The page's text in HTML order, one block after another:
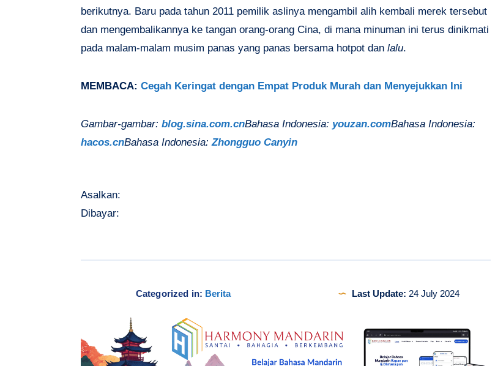
berikutnya. Baru pada tahun 2011 pemilik aslinya mengambil alih kembali merek tersebut
dan mengembalikannya ke tangan orang-orang Cina, di mana minuman ini terus dinikmati
pada malam-malam musim panas yang panas bersama hotpot dan lalu.
MEMBACA: Cegah Keringat dengan Empat Produk Murah dan Menyejukkan Ini
Gambar-gambar: blog.sina.com.cnBahasa Indonesia: youzan.comBahasa Indonesia:
hacos.cnBahasa Indonesia:Zhongguo Canyin
Asalkan:
Dibayar:
Categorized in: Berita Last Update: 24 July 2024